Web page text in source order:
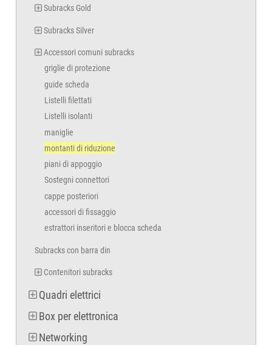
Subracks Gold
Subracks Silver
Accessori comuni subracks
griglie di protezione
guide scheda
Listelli filettati
Listelli isolanti
maniglie
montanti di riduzione
piani di appoggio
Sostegni connettori
cappe posteriori
accessori di fissaggio
estrattori inseritori e blocca scheda
Subracks con barra din
Contenitori subracks
Quadri elettrici
Box per elettronica
Networking